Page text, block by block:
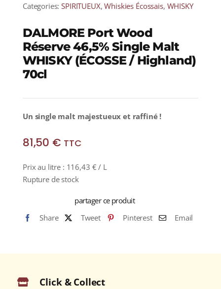
Categories:SPIRITUEUX,Whiskies Écossais, WHISKY
DALMORE Port Wood
Réserve 46,5% Single Malt
WHISKY (ÉCOSSE / Highland)
70cl
Un single malt majestueux et raffiné !
81,50 € TTC
Prix au litre : 116,43 € / L
Rupture de stock
partager ce produit
Share
Tweet Pinterest Email
Click & Collect